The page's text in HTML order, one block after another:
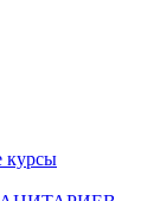
курсы